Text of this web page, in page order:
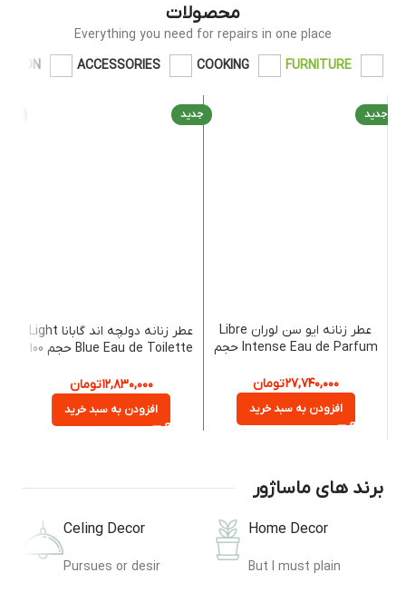
محصولات
Everything you need for repairs in one place
FURNITURE
COOKING
ACCESSORIES
FASHION
عطر زنانه ایو سن لوران Libre
Intense Eau de Parfum حجم
۲۷,۷۴۰,۰۰۰تومان
افزودن به سبد خرید
جدید
عطر زنانه دولچه اند گابانا Light
Blue Eau de Toilette حجم 100
۱۲,۸۳۰,۰۰۰تومان
افزودن به سبد خرید
های ماساژور
Home Decor
But I must plain
Celing Decor
Pursues or desir